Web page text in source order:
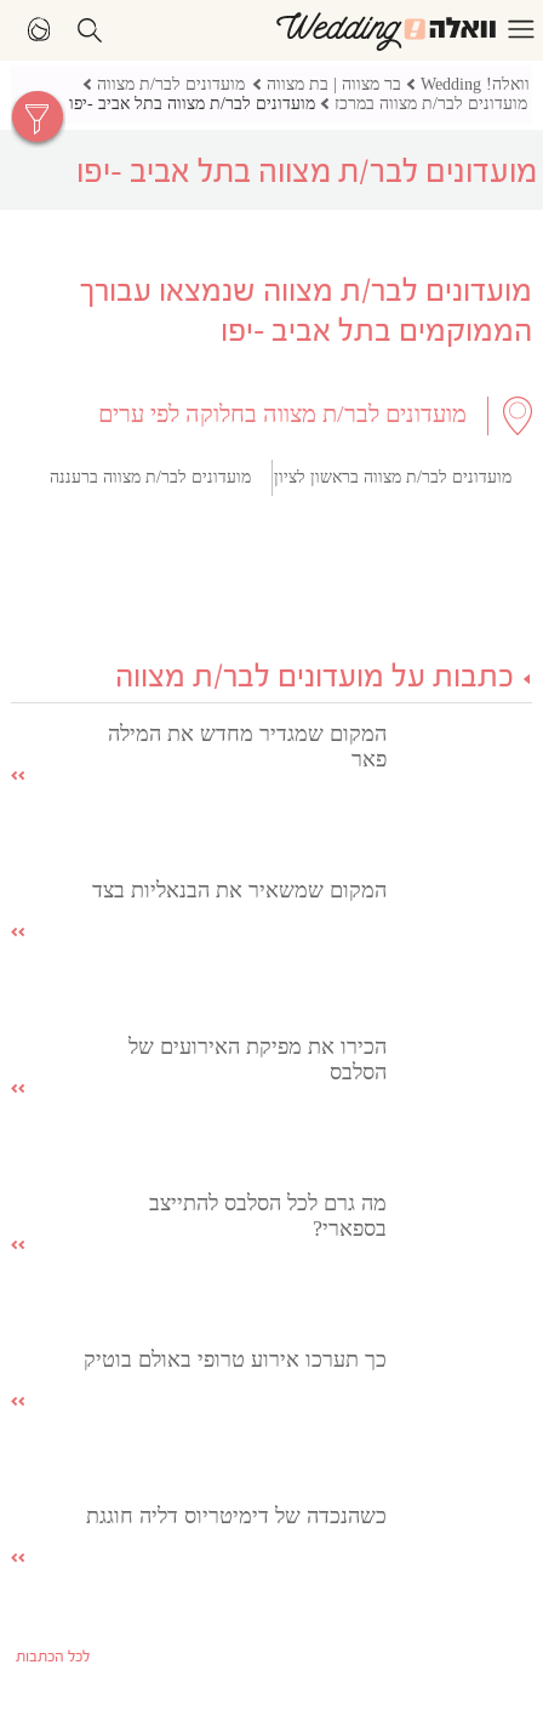
וואלה! Wedding בר מצווה | בת מצווה
מועדונים לבר/ת מצווה
מועדונים לבר/ת מצווה במרכז
מועדונים לבר/ת מצווה בתל אביב -יפו
מועדונים לבר/ת מצווה בתל אביב -יפו
מועדונים לבר/ת מצווה שנמצאו עבורך
הממוקמים בתל אביב -יפו
מועדונים לבר/ת מצווה בחלוקה לפי ערים
מועדונים לבר/ת מצווה בראשון לציון מועדונים לבר/ת מצווה ברעננה
כתבות על מועדונים לבר/ת מצווה
המקום שמגדיר מחדש את המילה
פאר
המקום שמשאיר את הבנאליות בצד
הכירו את מפיקת האירועים של
הסלבס
מה גרם לכל הסלבס להתייצב
בספארי?
כך תערכו אירוע טרופי באולם בוטיק
כשהנכדה של דימיטריוס דליה חוגגת
לכל הכתבות